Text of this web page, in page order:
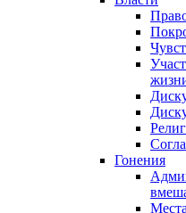
Гонения